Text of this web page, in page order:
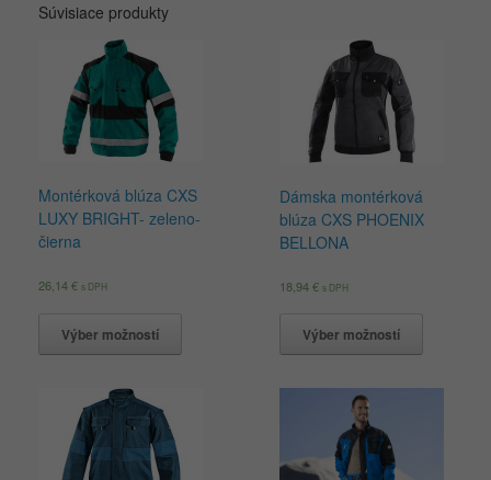
Súvisiace produkty
Montérková blúza CXS
LUXY BRIGHT- zeleno-
čierna
26,14€ s DPH
Výber možností
Dámska montérková
blúza CXS PHOENIX
BELLONA
18,94€ s DPH
Výber možností